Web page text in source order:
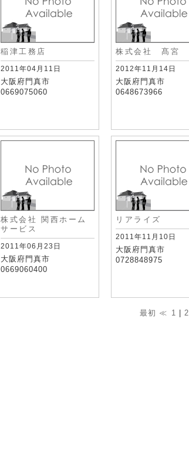
稲津工務店
2011年04月11日
大阪府門真市
0669075060
株式会社 髙宮
2012年11月14日
大阪府門真市
0648673966
株式会社 関西ホーム
サービス
2011年06月23日
大阪府門真市
0669060400
リアライズ
2011年11月10日
大阪府門真市
0728848975
最初 ≪ 1 2